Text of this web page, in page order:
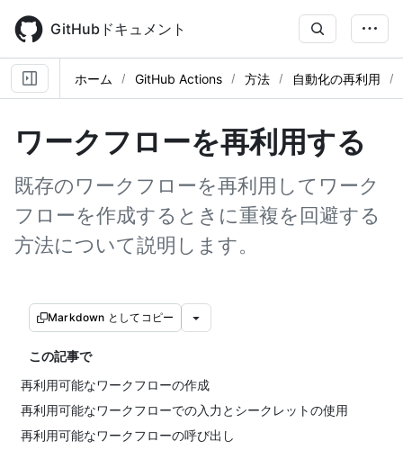
main
content
GitHubドキュメント
ホーム GitHub Actions 方法 自動化の再利用
ワークフローを再利用する
既存のワークフローを再利用してワーク
フローを作成するときに重複を回避する
方法について説明します。
Markdown としてコピー
この記事で
再利用可能なワークフローの作成
再利用可能なワークフローでの入力とシークレットの使用
再利用可能なワークフローの呼び出し